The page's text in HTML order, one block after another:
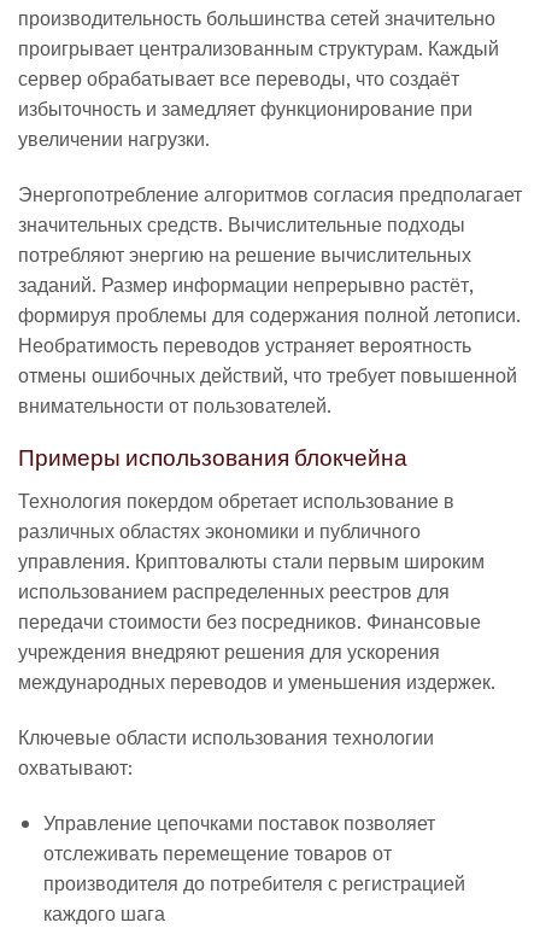
производительность большинства сетей значительно
проигрывает централизованным структурам. Каждый
сервер обрабатывает все переводы, что создаёт
избыточность и замедляет функционирование при
увеличении нагрузки.
Энергопотребление алгоритмов согласия предполагает
значительных средств. Вычислительные подходы
потребляют энергию на решение вычислительных
заданий. Размер информации непрерывно растёт,
формируя проблемы для содержания полной летописи.
Необратимость переводов устраняет вероятность
отмены ошибочных действий, что требует повышенной
внимательности от пользователей.
Примеры использования блокчейна
Технология покердом обретает использование в
различных областях экономики и публичного
управления. Криптовалюты стали первым широким
использованием распределенных реестров для
передачи стоимости без посредников. Финансовые
учреждения внедряют решения для ускорения
международных переводов и уменьшения издержек.
Ключевые области использования технологии
охватывают:
Управление цепочками поставок позволяет
отслеживать перемещение товаров от
производителя до потребителя с регистрацией
каждого шага